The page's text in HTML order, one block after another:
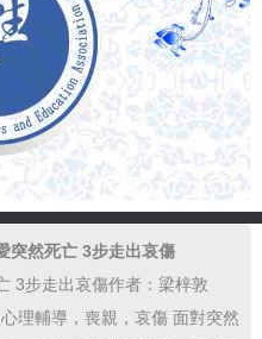
突然死亡 3步走出哀傷
3步走出哀傷作者：梁梓敦
理輔導，喪親，哀傷 面對突然